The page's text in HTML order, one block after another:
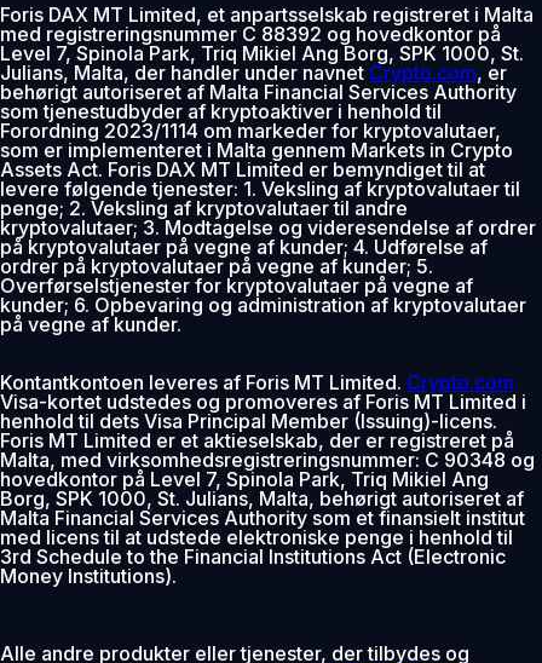
Foris DAX MT Limited, et anpartsselskab registreret i Malta
med registreringsnummer C 88392 og hovedkontor på
Level 7, Spinola Park, Triq Mikiel Ang Borg, SPK 1000, St.
Julians, Malta, der handler under navnet Crypto.com, er
behørigt autoriseret af Malta Financial Services Authority
som tjenestudbyder af kryptoaktiver i henhold til
Forordning 2023/1114 om markeder for kryptovalutaer,
som er implementeret i Malta gennem Markets in Crypto
Assets Act. Foris DAX MT Limited er bemyndiget til at
levere følgende tjenester: 1. Veksling af kryptovalutaer til
penge; 2. Veksling af kryptovalutaer til andre
kryptovalutaer; 3. Modtagelse og videresendelse af ordrer
på kryptovalutaer på vegne af kunder; 4. Udførelse af
ordrer på kryptovalutaer på vegne af kunder; 5.
Overførselstjenester for kryptovalutaer på vegne af
kunder; 6. Opbevaring og administration af kryptovalutaer
på vegne af kunder.
Kontantkontoen leveres af Foris MT Limited. Crypto.com
Visa-kortet udstedes og promoveres af Foris MT Limited i
henhold til dets Visa Principal Member (Issuing)-licens.
Foris MT Limited er et aktieselskab, der er registreret på
Malta, med virksomhedsregistreringsnummer: C 90348 og
hovedkontor på Level 7, Spinola Park, Triq Mikiel Ang
Borg, SPK 1000, St. Julians, Malta, behørigt autoriseret af
Malta Financial Services Authority som et finansielt institut
med licens til at udstede elektroniske penge i henhold til
3rd Schedule to the Financial Institutions Act (Electronic
Money Institutions).
Alle andre produkter eller tjenester, der tilbydes og